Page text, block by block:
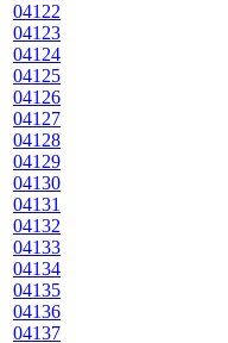
04122
04123
04124
04125
04126
04127
04128
04129
04130
04131
04132
04133
04134
04135
04136
04137